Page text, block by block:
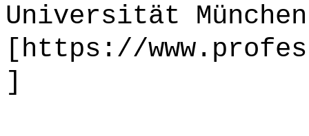
Universität
[https://
]